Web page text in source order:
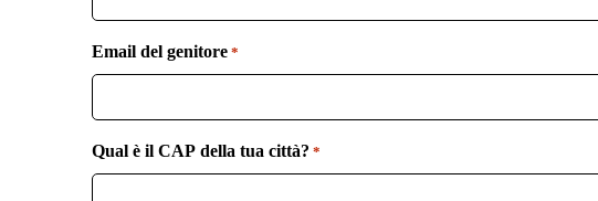
Email del genitore *
Qual è il CAP della tua città? *